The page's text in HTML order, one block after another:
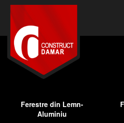
Ferestre din Lemn-
Aluminiu